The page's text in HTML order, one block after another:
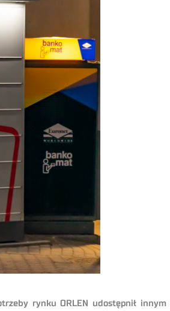
rynku ORLEN udostępnił